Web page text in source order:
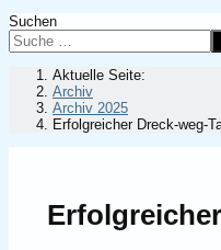
Suchen
Aktuelle Seite:
Archiv
Archiv 2025
Erfolgreicher Dreck-weg-